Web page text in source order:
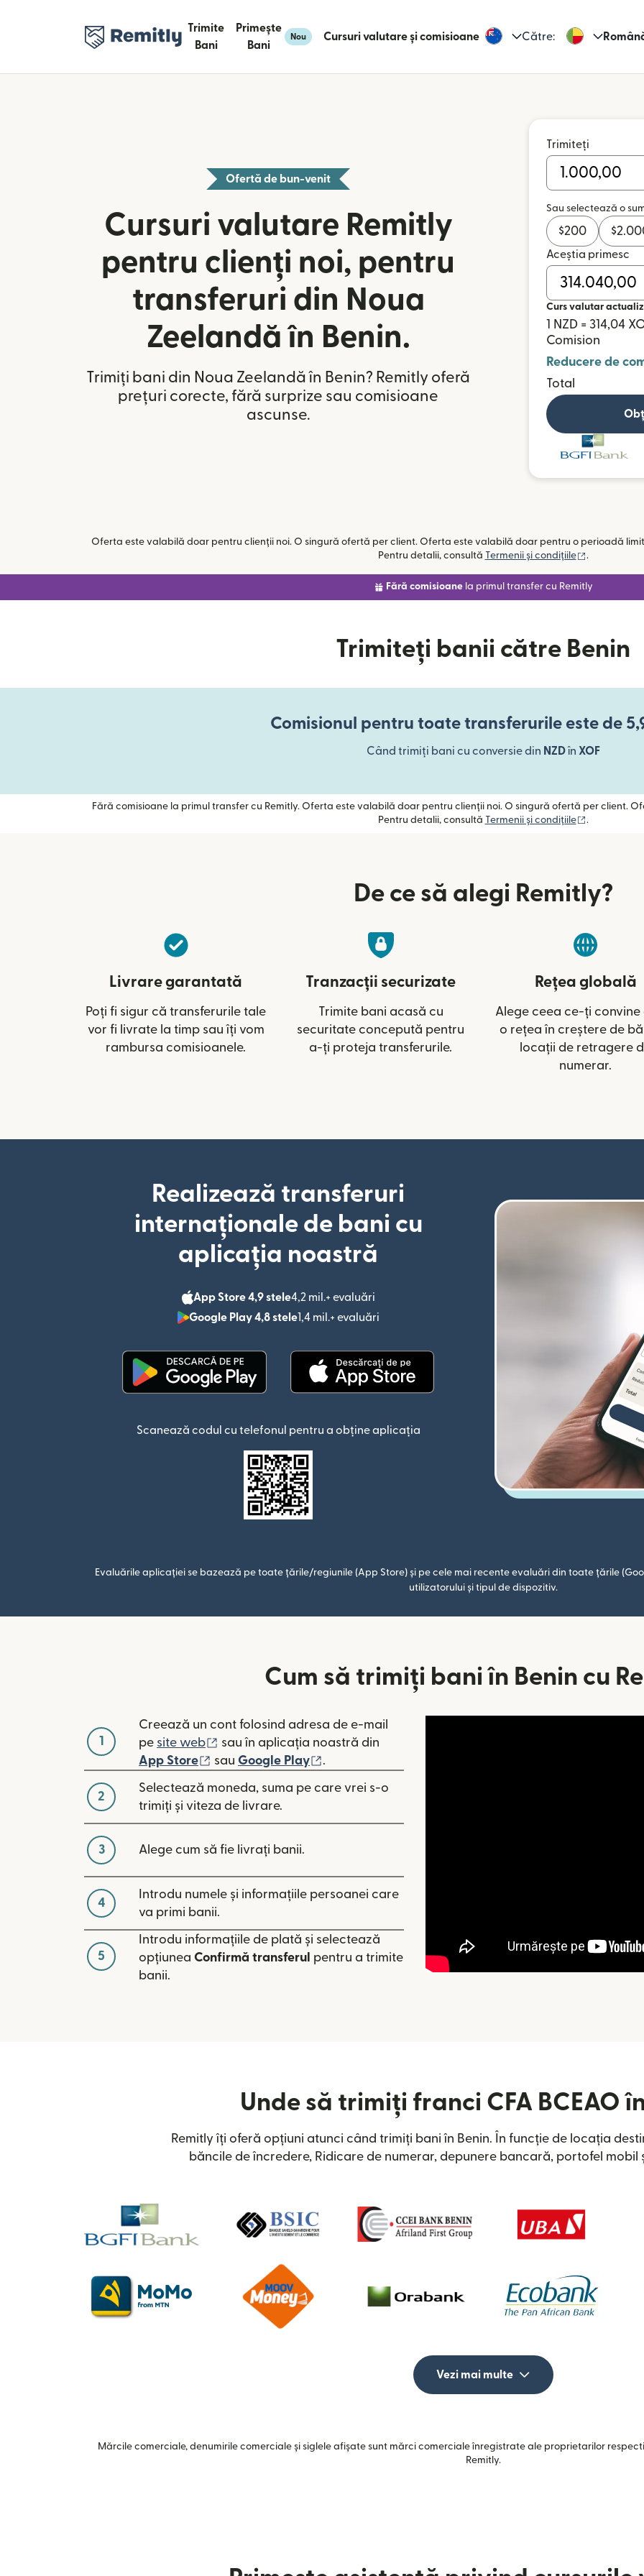
Trimite
Bani
Primește
Bani
Nou Cursuri valutare și comisioane Către:
Ofertă de bun-venit
Cursuri valutare Remitly
pentru clienți noi, pentru
transferuri din Noua
Zeelandă în Benin.
Trimiți bani din Noua Zeelandă în Benin? Remitly oferă
prețuri corecte, fără surprize sau comisioane
ascunse.
Trimiteți
Sau selectează o
$200 $
Aceștia primesc
Curs valutar
1 NZD = 314,04
Comision
Reducere de
Total
Oferta este valabilă doar pentru clienții noi. O singură ofertă per client. Oferta este valabilă doar pentru o perioadă
Pentru detalii, consultă Termenii și condițiile (se
.
Fără comisioanela primul transfer cu Remitly
Trimiteți banii către Benin
Comisionul pentru toate transferurile este de
Când trimiți bani cu conversie din NZDîn XOF
Fără comisioane la primul transfer cu Remitly. Oferta este valabilă doar pentru clienții noi. O singură ofertă per client.
Pentru detalii, consultă Termenii și condițiile .
De ce să alegi Remitly?
Livrare garantată
Poți fi sigur că transferurile tale
vor fi livrate la timp sau îți vom
rambursa comisioanele.
Tranzacții securizate
Trimite bani acasă cu
securitate concepută pentru
a-ți proteja transferurile.
Rețea globală
Alege ceea ce-ți
o rețea în creștere de
locații de retragere
numerar.
Realizează transferuri
internaționale de bani cu
aplicația noastră
App Store 4,9 stele4,2 mil.+ evaluări
(se deschide într-o fereastră nouă)
Google Play 4,8 stele1,4 mil.+ evaluări
(se deschide într-o fereastră nouă)
Scanează codul cu telefonul pentru a obține aplicația
Evaluările aplicației se bazează pe toate țările/regiunile (App Store) și pe cele mai recente evaluări din toate țările
utilizatorului și tipul de dispozitiv.
Cum să trimiți bani în Benin cu
1
Creează un cont folosind adresa de e-mail
pe site web (se deschide într-o fereastră nouă)
sau în aplicația noastră din
App Store
(se deschide într-o fereastră nouă)
sau Google Play .
2
Selectează moneda, suma pe care vrei s-o
trimiți și viteza de livrare.
3 Alege cum să fie livrați banii.
4
Introdu numele și informațiile persoanei care
va primi banii.
5
Introdu informațiile de plată și selectează
opțiunea Confirmă transferul pentru a trimite
banii.
Unde să trimiți franci CFA BCEAO
Remitly îți oferă opțiuni atunci când trimiți bani în Benin. În funcție de locația
băncile de încredere, Ridicare de numerar, depunere bancară, portofel mobil
Vezi mai multe
Mărcile comerciale, denumirile comerciale și siglele afișate sunt mărci comerciale înregistrate ale proprietarilor
Remitly.